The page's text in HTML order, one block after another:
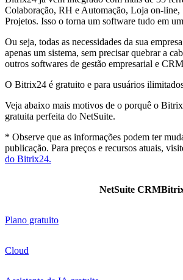
Colaboração, RH e Automação, Loja on-line,
Projetos. Isso o torna um software tudo em
Ou seja, todas as necessidades da sua
apenas um sistema, sem precisar quebrar a
outros softwares de gestão empresarial e
O Bitrix24 é gratuito e para usuários
Veja abaixo mais motivos de o porquê o
gratuita perfeita do NetSuite.
* Observe que as informações podem ter
publicação. Para preços e recursos atuais,
do Bitrix24.
NetSuite CRM
Plano gratuito
Cloud